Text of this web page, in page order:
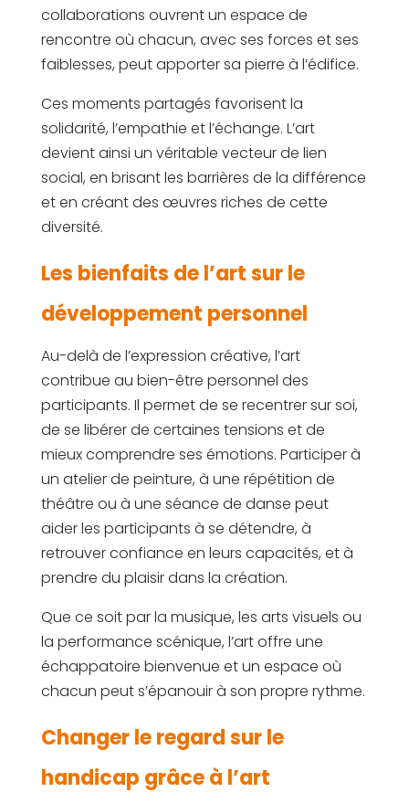
collaborations ouvrent un espace de
rencontre où chacun, avec ses forces et ses
faiblesses, peut apporter sa pierre à l’édifice.
Ces moments partagés favorisent la
solidarité, l’empathie et l’échange. L’art
devient ainsi un véritable vecteur de lien
social, en brisant les barrières de la différence
et en créant des œuvres riches de cette
diversité.
Les bienfaits de l’art sur le
développement personnel
Au-delà de l’expression créative, l’art
contribue au bien-être personnel des
participants. Il permet de se recentrer sur soi,
de se libérer de certaines tensions et de
mieux comprendre ses émotions. Participer à
un atelier de peinture, à une répétition de
théâtre ou à une séance de danse peut
aider les participants à se détendre, à
retrouver confiance en leurs capacités, et à
prendre du plaisir dans la création.
Que ce soit par la musique, les arts visuels ou
la performance scénique, l’art offre une
échappatoire bienvenue et un espace où
chacun peut s’épanouir à son propre rythme.
Changer le regard sur le
handicap grâce à l’art